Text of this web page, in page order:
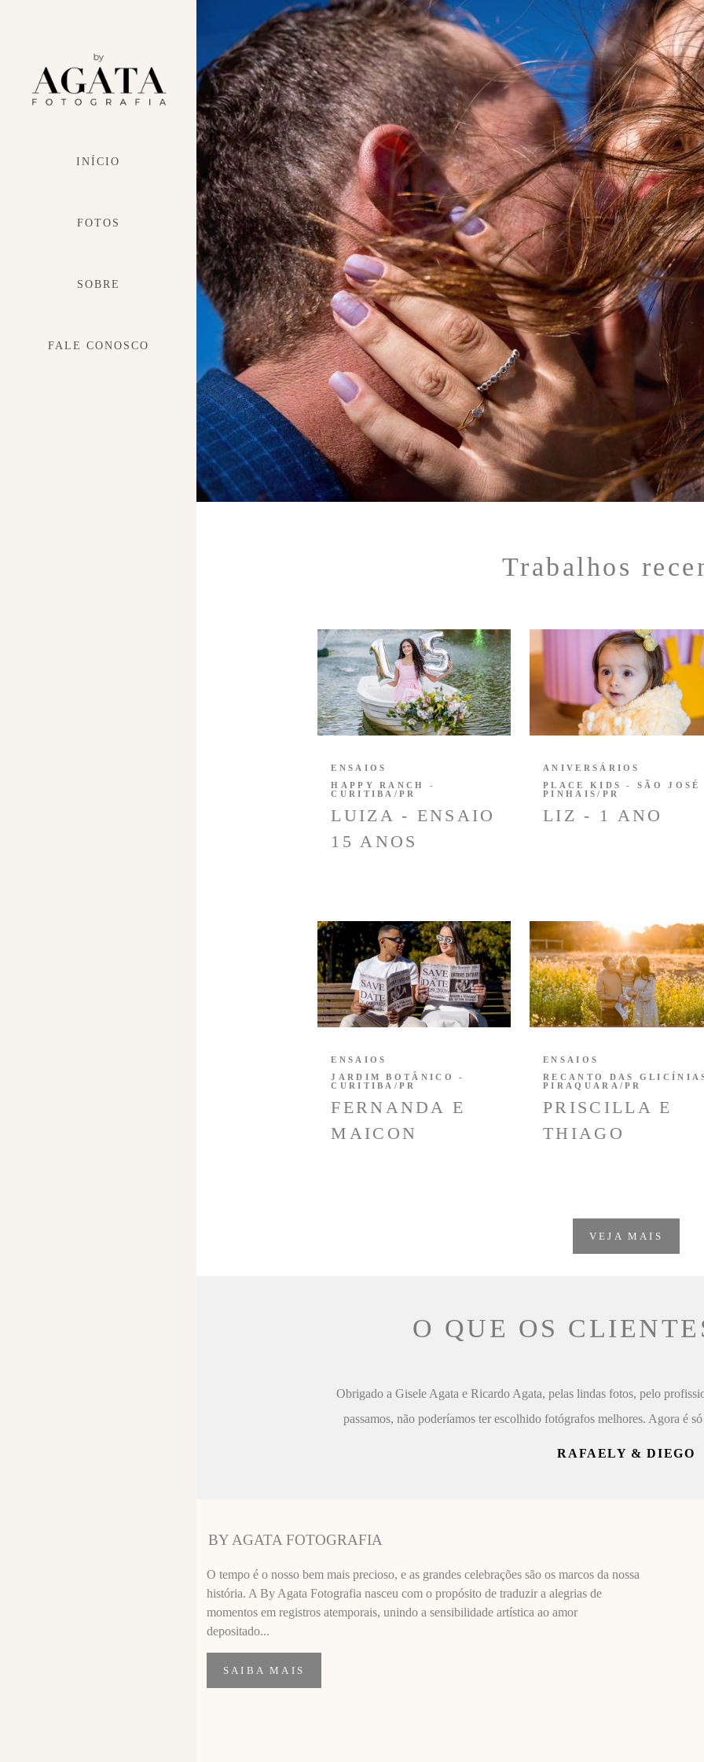
INÍCIO
FOTOS
SOBRE
FALE CONOSCO
Trabalhos
LUIZA - ENSAIO
15 ANOS
ENSAIOS
HAPPY RANCH -
CURITIBA/PR
LIZ - 1 ANO
ANIVERSÁRIOS
PLACE KIDS - SÃO JOSÉ
PINHAIS/PR
FERNANDA E
MAICON
ENSAIOS
JARDIM BOTÂNICO -
CURITIBA/PR
PRISCILLA E
THIAGO
ENSAIOS
RECANTO DAS
PIRAQUARA/PR
VEJA MAIS
O QUE OS
Obrigado a Gisele Agata e Ricardo Agata, pelas lindas fotos, pelo
passamos, não poderíamos ter escolhido fotógrafos melhores. Agora é
RAFAELY & DIEGO
BY AGATA FOTOGRAFIA
O tempo é o nosso bem mais precioso, e as grandes celebrações são os marcos da nossa
história. A By Agata Fotografia nasceu com o propósito de traduzir a alegrias de
momentos em registros atemporais, unindo a sensibilidade artística ao amor
depositado...
SAIBA MAIS